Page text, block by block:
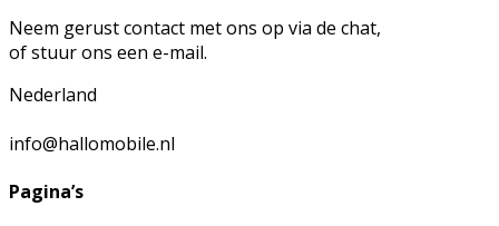
Neem gerust contact met ons op via de chat,
of stuur ons een e-mail.
Nederland
info@hallomobile.nl
Pagina’s